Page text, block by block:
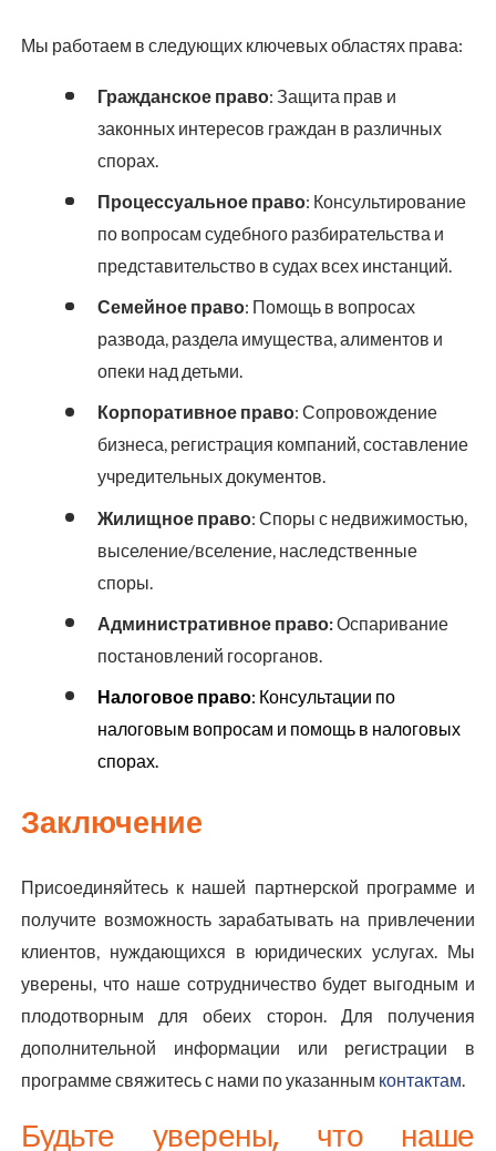
Мы работаем в следующих ключевых областях права:
Гражданское право: Защита прав и
законных интересов граждан в различных
спорах.
Процессуальное право: Консультирование
по вопросам судебного разбирательства и
представительство в судах всех инстанций.
Семейное право: Помощь в вопросах
развода, раздела имущества, алиментов и
опеки над детьми.
Корпоративное право: Сопровождение
бизнеса, регистрация компаний, составление
учредительных документов.
Жилищное право: Споры с недвижимостью,
выселение/вселение, наследственные
споры.
Административное право:Оспаривание
постановлений госорганов.
Налоговое право: Консультации по
налоговым вопросам и помощь в налоговых
спорах.
Заключение
Присоединяйтесь к нашей партнерской программе и
получите возможность зарабатывать на привлечении
клиентов, нуждающихся в юридических услугах. Мы
уверены, что наше сотрудничество будет выгодным и
плодотворным для обеих сторон. Для получения
дополнительной информации или регистрации в
программе свяжитесь с нами по указанным контактам
Будьте уверены, что наше